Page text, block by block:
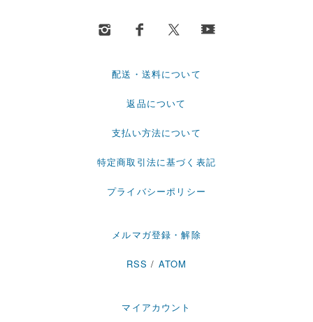
配送・送料について
返品について
支払い方法について
特定商取引法に基づく表記
プライバシーポリシー
メルマガ登録・解除
RSS / ATOM
マイアカウント